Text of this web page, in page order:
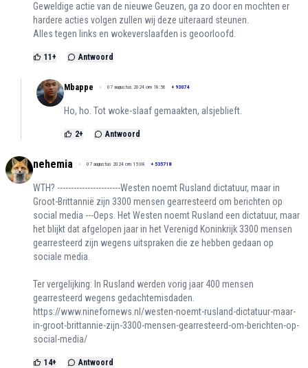
Geweldige actie van de nieuwe Geuzen, ga zo door en mochten er
hardere acties volgen zullen wij deze uiteraard steunen.
Alles tegen links en wokeverslaafden is geoorloofd.
11+ Antwoord
Mbappe 07 augustus 2024 om 18:56 + 93074
Ho, ho. Tot woke-slaaf gemaakten, alsjeblieft.
2+ Antwoord
nehemia 07 augustus 2024 om 15:08 + 535718
WTH? -----------------------Westen noemt Rusland dictatuur, maar in
Groot-Brittannië zijn 3300 mensen gearresteerd om berichten op
social media ---Oeps. Het Westen noemt Rusland een dictatuur, maar
het blijkt dat afgelopen jaar in het Verenigd Koninkrijk 3300 mensen
gearresteerd zijn wegens uitspraken die ze hebben gedaan op
sociale media.
Ter vergelijking: In Rusland werden vorig jaar 400 mensen
gearresteerd wegens gedachtemisdaden.
https://www.ninefornews.nl/westen-noemt-rusland-dictatuur-maar-
in-groot-brittannie-zijn-3300-mensen-gearresteerd-om-berichten-op-
social-media/
14+ Antwoord